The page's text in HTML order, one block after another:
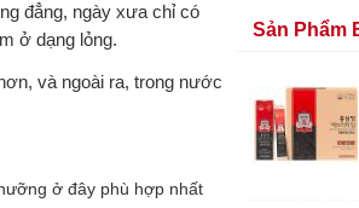
đẳng, ngày xưa chỉ có
ở dạng lỏng.
và ngoài ra, trong nước
ở đây phù hợp nhất
Sản Phẩm